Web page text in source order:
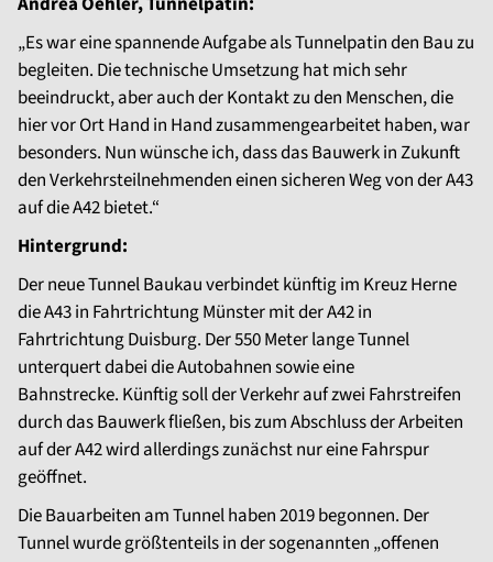
„Es war eine spannende Aufgabe als Tunnelpatin den Bau zu
begleiten. Die technische Umsetzung hat mich sehr
beeindruckt, aber auch der Kontakt zu den Menschen, die
hier vor Ort Hand in Hand zusammengearbeitet haben, war
besonders. Nun wünsche ich, dass das Bauwerk in Zukunft
den Verkehrsteilnehmenden einen sicheren Weg von der A43
auf die A42 bietet.“
Hintergrund:
Der neue Tunnel Baukau verbindet künftig im Kreuz Herne
die A43 in Fahrtrichtung Münster mit der A42 in
Fahrtrichtung Duisburg. Der 550 Meter lange Tunnel
unterquert dabei die Autobahnen sowie eine
Bahnstrecke. Künftig soll der Verkehr auf zwei Fahrstreifen
durch das Bauwerk fließen, bis zum Abschluss der Arbeiten
auf der A42 wird allerdings zunächst nur eine Fahrspur
geöffnet.
Die Bauarbeiten am Tunnel haben 2019 begonnen. Der
Tunnel wurde größtenteils in der sogenannten „offenen